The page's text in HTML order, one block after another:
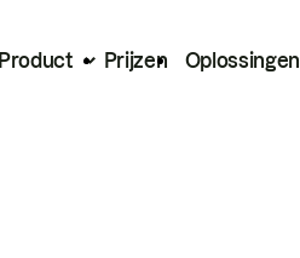
Product Prijzen Oplossingen